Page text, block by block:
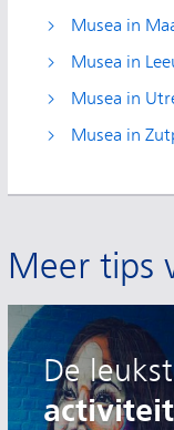
Musea in
Musea in
Musea in
Musea in
Meer tips
De